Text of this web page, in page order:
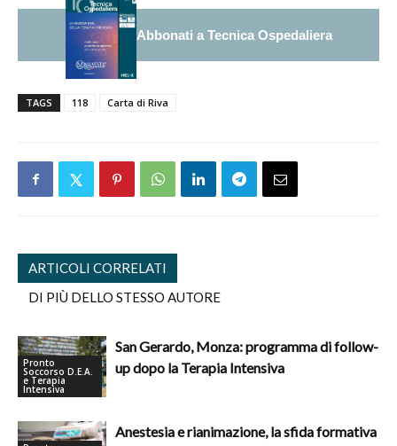
Abbonati a Tecnica Ospedaliera
TAGS 118 Carta di Riva
ARTICOLI CORRELATI
DI PIÙ DELLO STESSO AUTORE
Pronto
Soccorso D.E.A.
e Terapia
Intensiva
San Gerardo, Monza: programma di follow-
up dopo la Terapia Intensiva
Anestesia e rianimazione, la sfida formativa